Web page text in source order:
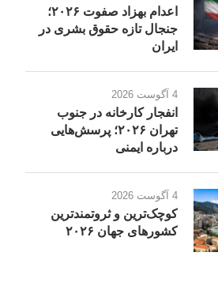
اعدام بهزاد صفوت ۲۰۲۶؛
جنجال تازه حقوق بشری در
ایران
4 آگوست 2026
انفجار کارخانه در جنوب
تهران ۲۰۲۶؛ پرسش‌هایی
درباره ایمنی
4 آگوست 2026
کوچک‌ترین و ثروتمندترین
کشورهای جهان ۲۰۲۶